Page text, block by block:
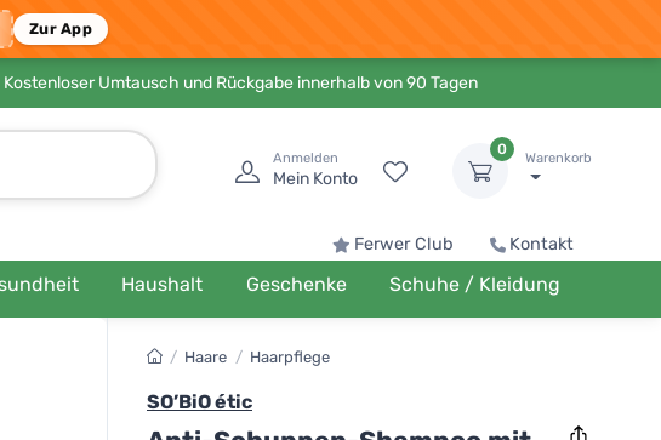
Zur App
| Kostenloser Umtausch und Rückgabe innerhalb von 90 Tagen
Anmelden
Mein Konto
0
Warenkorb
Ferwer Club Kontakt
Haushalt Geschenke Schuhe / Kleidung
/ Haare / Haarpflege
SO’BiO étic